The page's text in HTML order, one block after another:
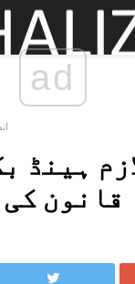
ad
ہینڈ
قانون